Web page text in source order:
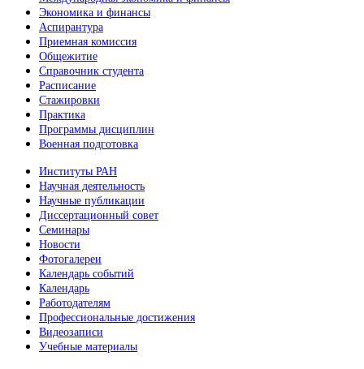
Экономика и финансы
Аспирантура
Приемная комиссия
Общежитие
Справочник студента
Расписание
Стажировки
Практика
Программы дисциплин
Военная подготовка
Институты РАН
Научная деятельность
Научные публикации
Диссертационный совет
Семинары
Новости
Фотогалереи
Календарь событий
Календарь
Работодателям
Профессиональные достижения
Видеозаписи
Учебные материалы